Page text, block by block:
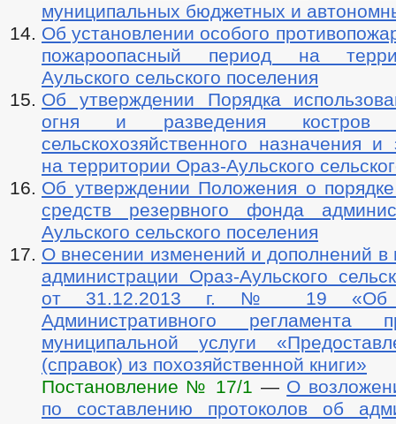
муниципальных бюджетных и
Об установлении особого
пожароопасный период на
Аульского сельского поселения
Об утверждении Порядка
огня и разведения
сельскохозяйственного назначения
на территории Ораз-Аульского
Об утверждении Положения о
средств резервного фонда
Аульского сельского поселения
О внесении изменений и дополнений в
администрации Ораз-Аульского
от 31.12.2013 г. № 19 «Об
Административного регламента
муниципальной услуги
(справок) из похозяйственной книги»
Постановление № 17/1 — О
по составлению протоколов об